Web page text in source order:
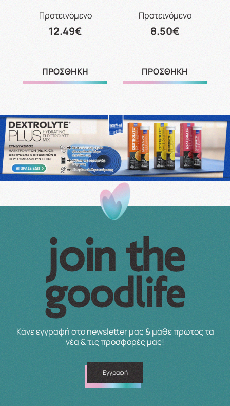
Προτεινόμενο
12.49€
ΠΡΟΣΘΗΚΗ
Προτεινόμενο
8.50€
ΠΡΟΣΘΗΚΗ
Κάνε εγγραφή στο newsletter μας & μάθε πρώτος τα
νέα & τις προσφορές μας!
Εγγραφή